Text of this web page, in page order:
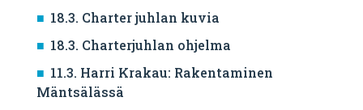
18.3. Charter juhlan kuvia
18.3. Charterjuhlan ohjelma
11.3. Harri Krakau: Rakentaminen
Mäntsälässä